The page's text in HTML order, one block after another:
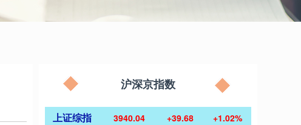
沪深京指数
上证综指 3940.04 +39.68 +1.02%